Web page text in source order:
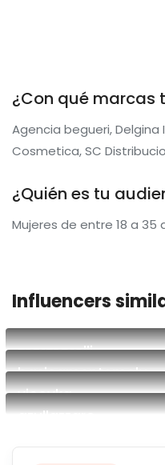
¿Con qué marcas
Agencia begueri,
Cosmetica, SC
¿Quién es tu
Mujeres de entre 18 a 35
Influencers
mermorelli
Blogger
basicamentemelu
Lifestyle sin filtro | UGC
vicoyka
Somos Vico y Ka, novias
azullazzaro